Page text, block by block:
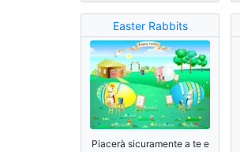
Easter Rabbits
Piacerà sicuramente a te e